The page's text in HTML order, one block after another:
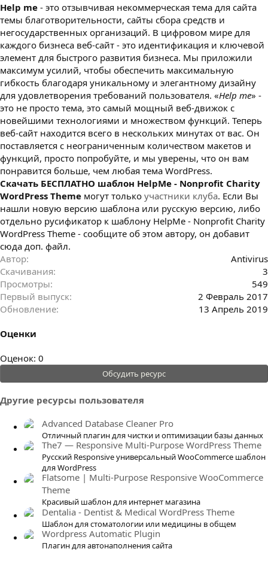
и
я
Help me - это отзывчивая некоммерческая тема для сайта
темы благотворительности, сайты сбора средств и
негосударственных организаций. В цифровом мире для
каждого бизнеса веб-сайт - это идентификация и ключевой
элемент для быстрого развития бизнеса. Мы приложили
максимум усилий, чтобы обеспечить максимальную
гибкость благодаря уникальному и элегантному дизайну
для удовлетворения требований пользователя. «Help me» -
это не просто тема, это самый мощный веб-движок с
новейшими технологиями и множеством функций. Теперь
веб-сайт находится всего в нескольких минутах от вас. Он
поставляется с неограниченным количеством макетов и
функций, просто попробуйте, и мы уверены, что он вам
понравится больше, чем любая тема WordPress.
Cкачать БЕСПЛАТНО шаблон HelpMe - Nonprofit Charity
WordPress Theme могут только участники клуба. Если Вы
нашли новую версию шаблона или русскую версию, либо
отдельно русификатор к шаблону HelpMe - Nonprofit Charity
WordPress Theme - сообщите об этом автору, он добавит
сюда доп. файл.
Автор
Antivirus
Скачивания
3
Просмотры
549
Первый выпуск
2 Февраль 2017
Обновление
13 Апрель 2019
Оценки
0
.
0
0
з
Оценок: 0
Обсудить ресурс
Другие ресурсы пользователя
Advanced Database Cleaner Pro
Отличный плагин для чистки и оптимизации базы данных
The7 — Responsive Multi-Purpose WordPress Theme
Русский Responsive универсальный WooCommerce шаблон
для WordPress
Flatsome | Multi-Purpose Responsive WooCommerce
Theme
Красивый шаблон для интернет магазина
Dentalia - Dentist & Medical WordPress Theme
Шаблон для стоматологии или медицины в общем
Wordpress Automatic Plugin
Плагин для автонаполнения сайта